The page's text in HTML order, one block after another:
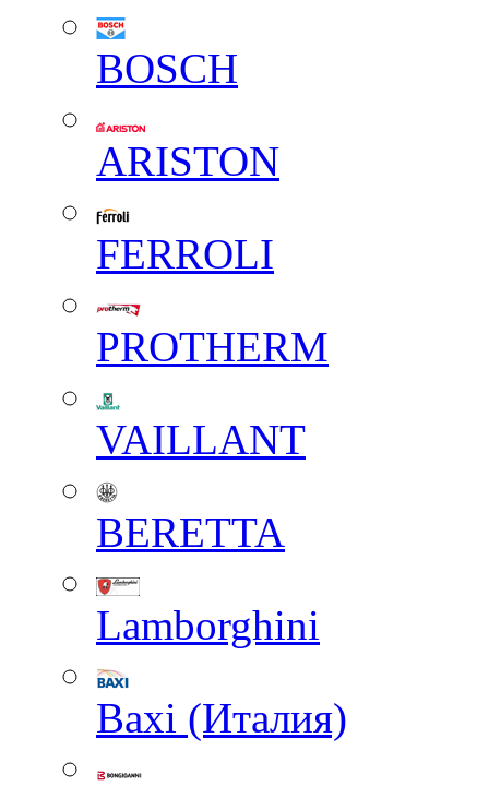
BOSCH
ARISTON
FERROLI
PROTHERM
VAILLANT
BERETTA
Lamborghini
Baxi (Италия)